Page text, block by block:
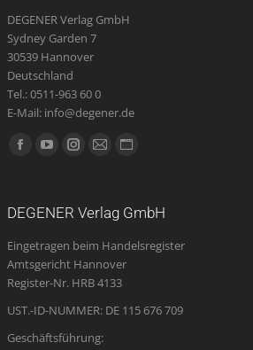
DEGENER Verlag GmbH
Sydney Garden 7
30539 Hannover
Deutschland
Tel.: 0511-963 60 0
E-Mail: info@degener.de
Finden Sie uns auf:
Facebook
new
window
YouTube
new
window
Instagram
new
window
E-
opens
in
new
Website
new
DEGENER Verlag GmbH
Eingetragen beim Handelsregister
Amtsgericht Hannover
Register-Nr. HRB 4133
UST.-ID-NUMMER: DE 115 676 709
Geschäftsführung: